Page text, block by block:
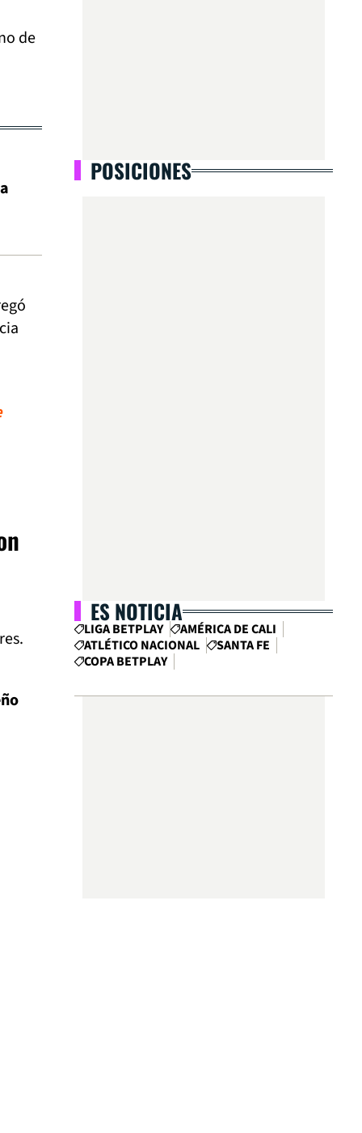
de
POSICIONES
ES NOTICIA
LIGA BETPLAY
AMÉRICA DE CALI
ATLÉTICO NACIONAL
SANTA FE
COPA BETPLAY